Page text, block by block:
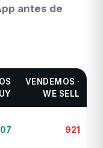
antes de
VENDEMOS ·
WE SELL
921